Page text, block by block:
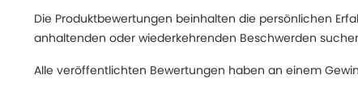
Die Produktbewertungen beinhalten die persönlichen
anhaltenden oder wiederkehrenden Beschwerden
Alle veröffentlichten Bewertungen haben an einem